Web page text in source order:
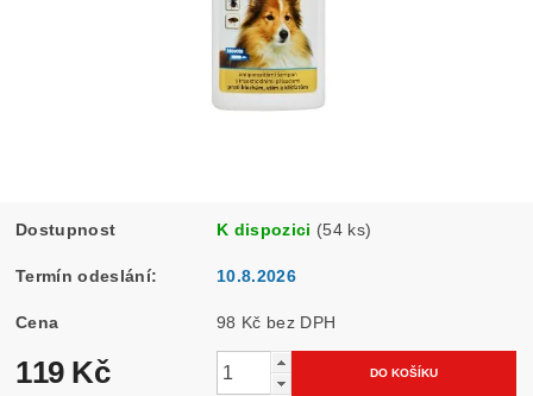
Dostupnost K dispozici (54 ks)
Termín odeslání: 10.8.2026
Cena 98 Kč bez DPH
119 Kč